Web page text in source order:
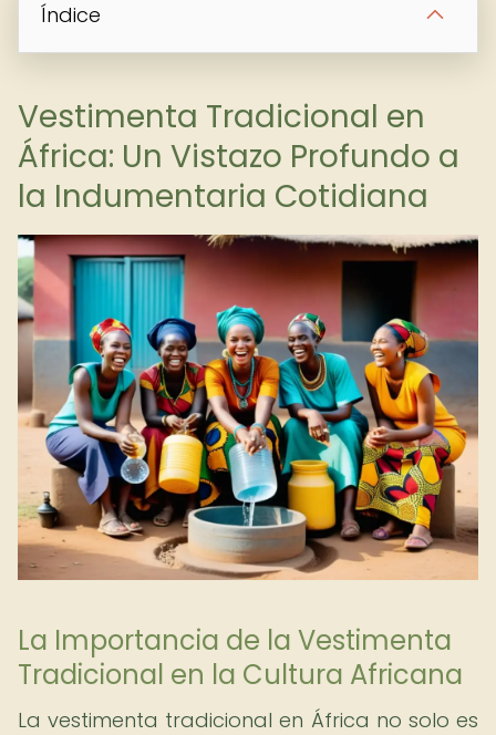
Índice
Vestimenta Tradicional en
África: Un Vistazo Profundo a
la Indumentaria Cotidiana
La Importancia de la Vestimenta
Tradicional en la Cultura Africana
La vestimenta tradicional en África no solo es